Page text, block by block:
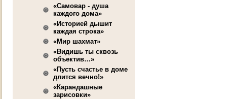
«Самовар - душа
каждого дома»
«Историей дышит
каждая строка»
«Мир шахмат»
«Видишь ты сквозь
объектив…»
«Пусть счастье в доме
длится вечно!»
«Карандашные
зарисовки»